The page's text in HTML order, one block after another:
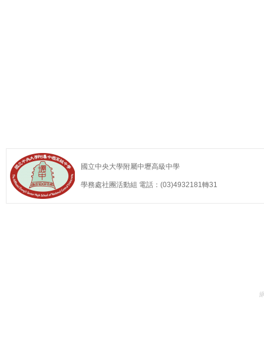
國立中央大學附屬中壢高級中學
學務處社團活動組 電話：(03)4932181轉31